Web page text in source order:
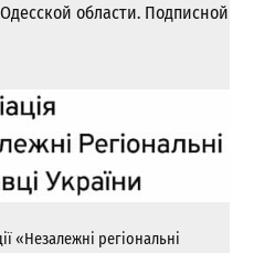
области. Подписной
«Незалежні регіональні